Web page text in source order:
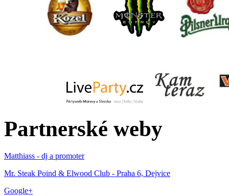
Partnerské weby
Matthiass - dj a promoter
Mr. Steak Poind & Elwood Club - Praha 6, Dejvice
Google+